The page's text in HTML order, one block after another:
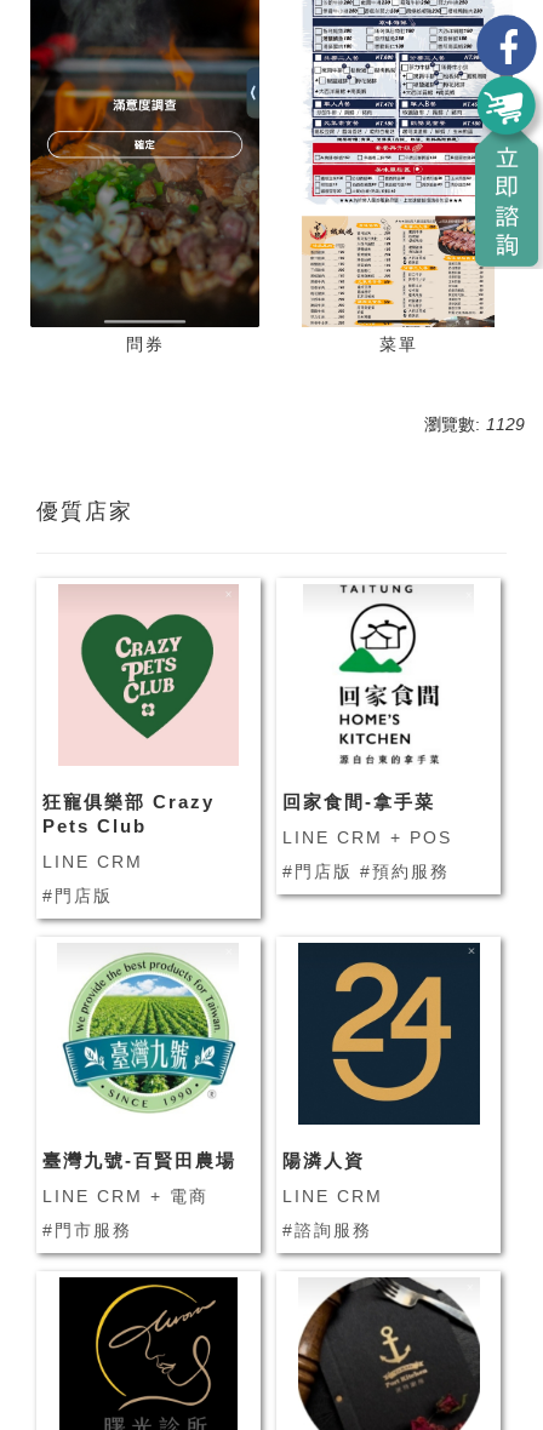
問券 菜單
瀏覽數: 1129
優質店家
狂寵俱樂部 Crazy
Pets Club
LINE CRM
#門店版
回家食間-拿手菜
LINE CRM + POS
#門店版 #預約服務
臺灣九號-百賢田農場
LINE CRM + 電商
#門市服務
陽潾人資
LINE CRM
#諮詢服務